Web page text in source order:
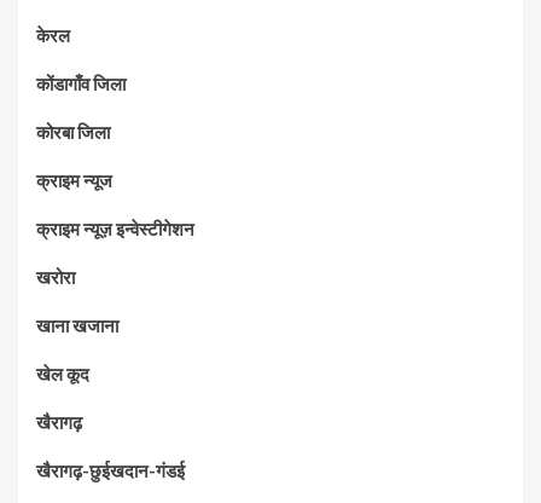
केरल
कोंडागाँव जिला
कोरबा जिला
क्राइम न्यूज
क्राइम न्यूज़ इन्वेस्टीगेशन
खरोरा
खाना खजाना
खेल कूद
खैरागढ़
खैरागढ़-छुईखदान-गंडई